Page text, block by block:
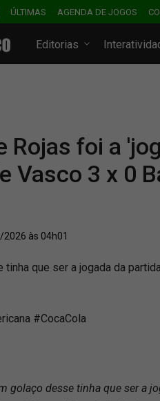
ÚLTIMAS AGENDA DE JOGOS
Editorias
Rojas foi a
Vasco 3 x 0
às 04h01
que ser a jogada da
#CocaCola
golaço desse tinha que ser a